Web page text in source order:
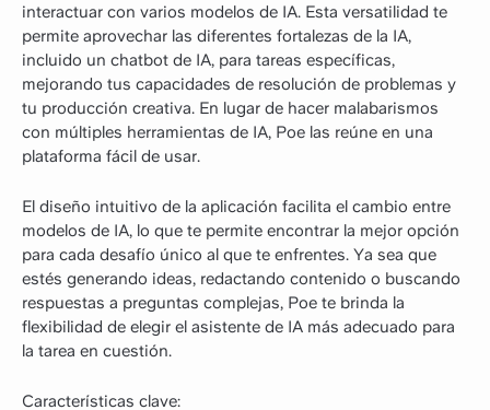
interactuar con varios modelos de IA. Esta versatilidad te
permite aprovechar las diferentes fortalezas de la IA,
incluido un chatbot de IA, para tareas específicas,
mejorando tus capacidades de resolución de problemas y
tu producción creativa. En lugar de hacer malabarismos
con múltiples herramientas de IA, Poe las reúne en una
plataforma fácil de usar.
El diseño intuitivo de la aplicación facilita el cambio entre
modelos de IA, lo que te permite encontrar la mejor opción
para cada desafío único al que te enfrentes. Ya sea que
estés generando ideas, redactando contenido o buscando
respuestas a preguntas complejas, Poe te brinda la
flexibilidad de elegir el asistente de IA más adecuado para
la tarea en cuestión.
Características clave: